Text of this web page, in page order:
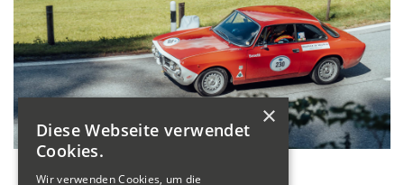
×
Diese Webseite verwendet
Cookies.
Wir verwenden Cookies, um die